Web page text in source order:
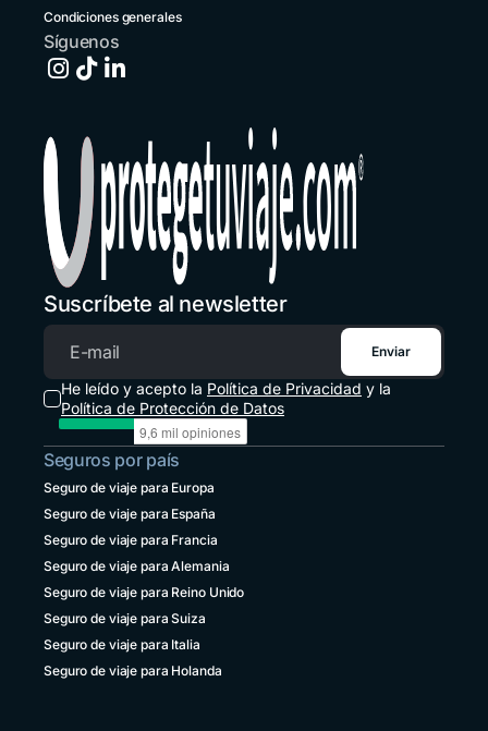
El Salvador
España
Estados Unidos
+1 914 826 8771
Guatemala
+502 2 3141396
Honduras
+1 914 826 8771
México
Panamá
+507 833 7978
Paraguay
+595 21 2380238
Perú
+51 1 6449164
República Dominicana
Uruguay
+598 4 135983937
Condiciones generales
Síguenos
Suscríbete al newsletter
Correo electrónico
Enviar
He leído y acepto la Política de Privacidad y la
Política de Protección de Datos
Seguros por país
Seguro de viaje para Europa
Seguro de viaje para España
Seguro de viaje para Francia
Seguro de viaje para Alemania
Seguro de viaje para Reino Unido
Seguro de viaje para Suiza
Seguro de viaje para Italia
Seguro de viaje para Holanda